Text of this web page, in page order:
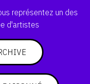
représentez un des
d'artistes